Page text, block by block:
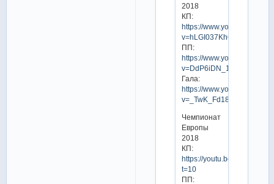
2018
КП:
https://www.youtube.com/
v=hLGI037KhQI
ПП:
https://www.youtube.com/
v=DdP6iDN_1uo
Гала:
https://www.youtube.com/
v=_TwK_Fd18Pw
Чемпионат
Европы
2018
КП:
https://youtu.be/
t=10
ПП: